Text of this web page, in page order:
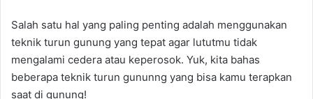
Salah satu hal yang paling penting adalah menggunakan
teknik turun gunung yang tepat agar lututmu tidak
mengalami cedera atau keperosok. Yuk, kita bahas
beberapa teknik turun gununng yang bisa kamu terapkan
saat di gunung!